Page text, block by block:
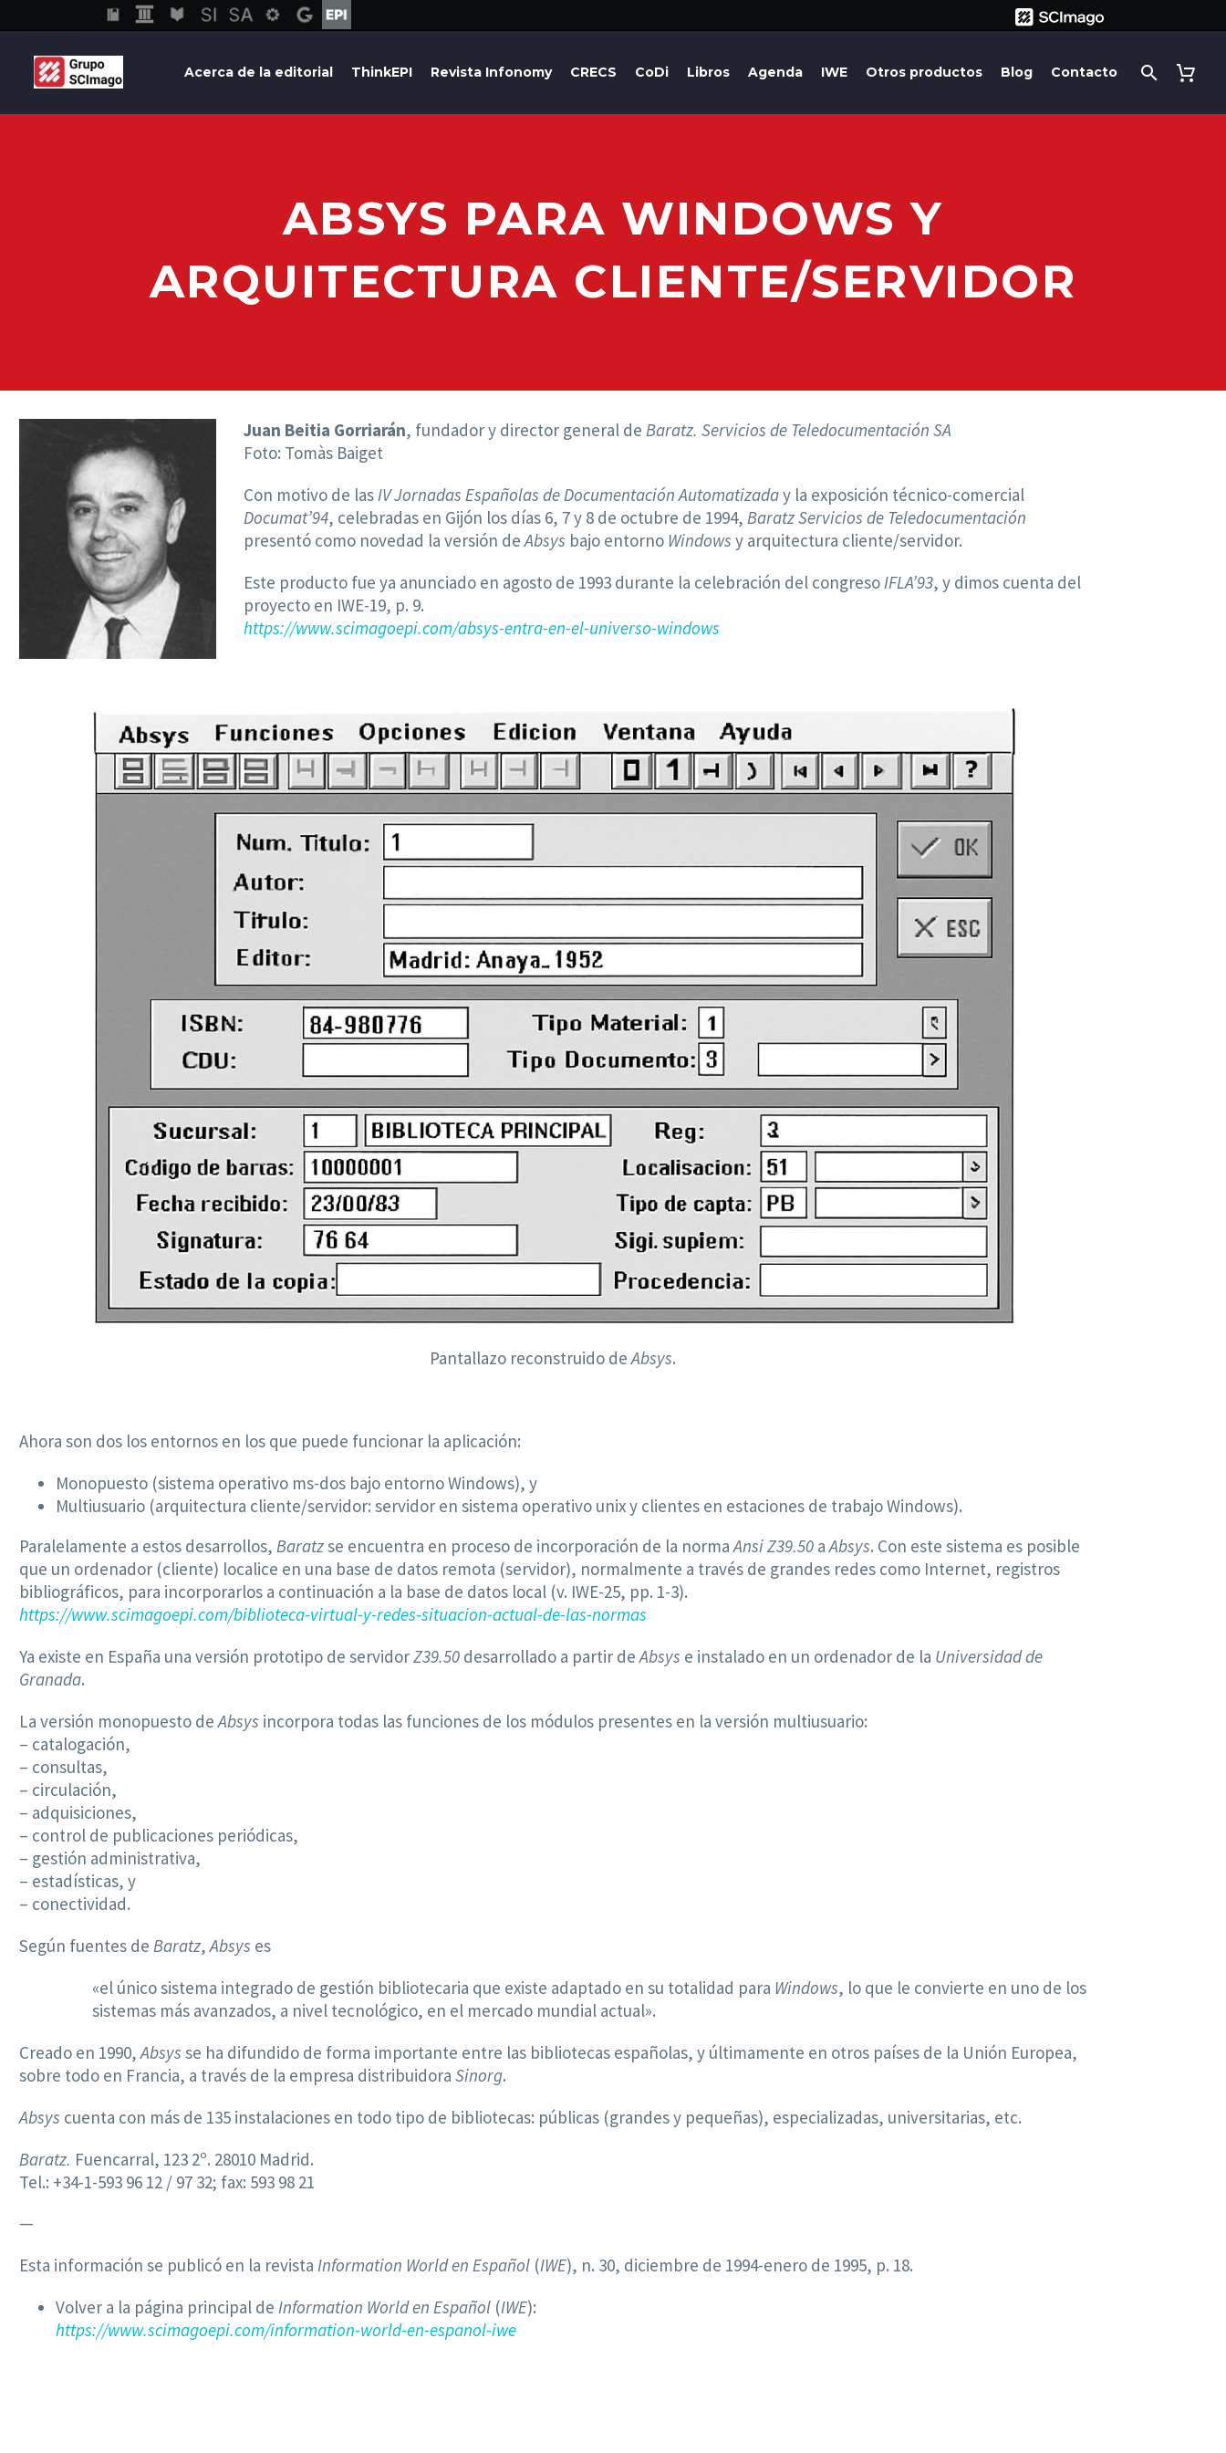
Acerca de la editorial ThinkEPI Revista Infonomy CRECS CoDi Libros Agenda IWE Otros productos Blog Contacto
ABSYS PARA WINDOWS Y
ARQUITECTURA CLIENTE/SERVIDOR
Juan Beitia Gorriarán, fundador y director general deBaratz. Servicios de Teledocumentación SA
Foto: Tomàs Baiget
Con motivo de las IV Jornadas Españolas de Documentación Automatizaday la exposición técnico-comercial
Documat’94, celebradas en Gijón los días 6, 7 y 8 de octubre de 1994, Baratz Servicios de Teledocumentación
presentó como novedad la versión deAbsys bajo entorno Windows y arquitectura cliente/servidor.
Este producto fue ya anunciado en agosto de 1993 durante la celebración del congreso IFLA’93, y dimos cuenta del
proyecto en IWE-19, p. 9.
https://www.scimagoepi.com/absys-entra-en-el-universo-windows
Pantallazo reconstruido deAbsys.
Ahora son dos los entornos en los que puede funcionar la aplicación:
Monopuesto (sistema operativo ms-dos bajo entorno Windows), y
Multiusuario (arquitectura cliente/servidor: servidor en sistema operativo unix y clientes en estaciones de trabajo Windows).
Paralelamente a estos desarrollos, Baratzse encuentra en proceso de incorporación de la normaAnsi Z39.50 aAbsys. Con este sistema es posible
que un ordenador (cliente) localice en una base de datos remota (servidor), normalmente a través de grandes redes como Internet, registros
bibliográficos, para incorporarlos a continuación a la base de datos local (v. IWE-25, pp. 1-3).
https://www.scimagoepi.com/biblioteca-virtual-y-redes-situacion-actual-de-las-normas
Ya existe en España una versión prototipo de servidorZ39.50 desarrollado a partir deAbsys e instalado en un ordenador de la Universidad de
Granada.
La versión monopuesto deAbsys incorpora todas las funciones de los módulos presentes en la versión multiusuario:
– catalogación,
– consultas,
– circulación,
– adquisiciones,
– control de publicaciones periódicas,
– gestión administrativa,
– estadísticas, y
– conectividad.
Según fuentes de Baratz,Absys es
«el único sistema integrado de gestión bibliotecaria que existe adaptado en su totalidad para Windows, lo que le convierte en uno de los
sistemas más avanzados, a nivel tecnológico, en el mercado mundial actual».
Creado en 1990,Absys se ha difundido de forma importante entre las bibliotecas españolas, y últimamente en otros países de la Unión Europea,
sobre todo en Francia, a través de la empresa distribuidora Sinorg.
Absys cuenta con más de 135 instalaciones en todo tipo de bibliotecas: públicas (grandes y pequeñas), especializadas, universitarias, etc.
Baratz. Fuencarral, 123 2º. 28010 Madrid.
Tel.: +34-1-593 96 12 / 97 32; fax: 593 98 21
—
Esta información se publicó en la revista Information World en Español (IWE), n. 30, diciembre de 1994-enero de 1995, p. 18.
Volver a la página principal de Information World en Español (IWE):
https://www.scimagoepi.com/information-world-en-espanol-iwe